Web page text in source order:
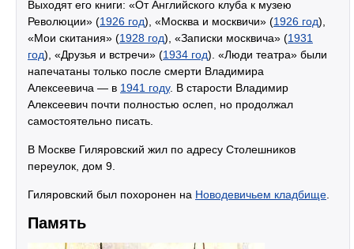
Выходят его книги: «От Английского клуба к музею
Революции» (1926 год), «Москва и москвичи» (1926 год),
«Мои скитания» (1928 год), «Записки москвича» (1931
год), «Друзья и встречи» (1934 год). «Люди театра» были
напечатаны только после смерти Владимира
Алексеевича — в 1941 году. В старости Владимир
Алексеевич почти полностью ослеп, но продолжал
самостоятельно писать.
В Москве Гиляровский жил по адресу Столешников
переулок, дом 9.
Гиляровский был похоронен на Новодевичьем кладбище
Память